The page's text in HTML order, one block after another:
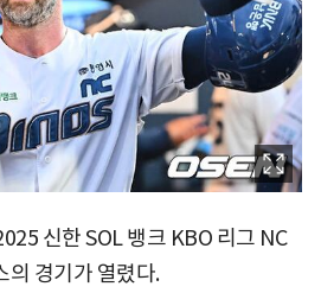
신한 SOL 뱅크 KBO 리그 NC
의 경기가 열렸다.